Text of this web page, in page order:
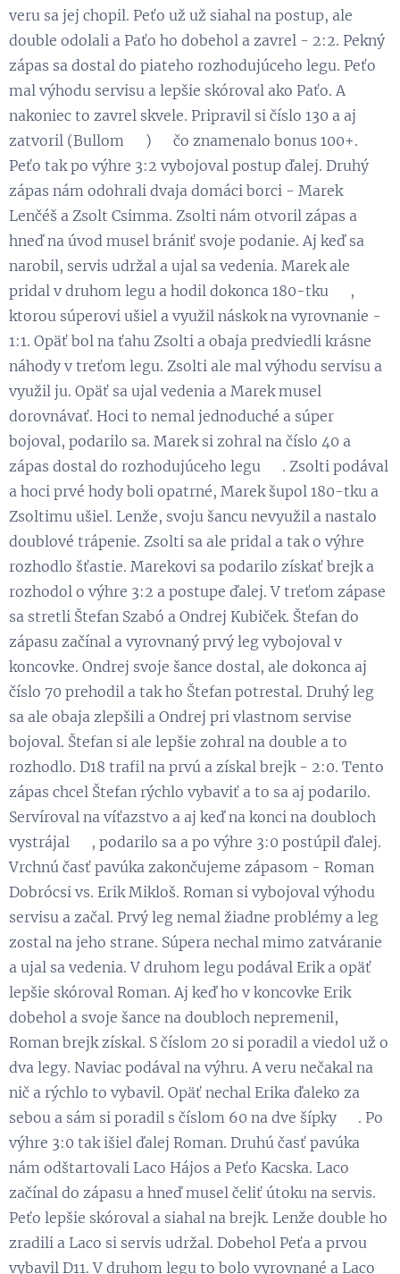
veru sa jej chopil. Peťo už už siahal na postup, ale
double odolali a Paťo ho dobehol a zavrel - 2:2. Pekný
zápas sa dostal do piateho rozhodujúceho legu. Peťo
mal výhodu servisu a lepšie skóroval ako Paťo. A
nakoniec to zavrel skvele. Pripravil si číslo 130 a aj
zatvoril (Bullom 🎯)😃 čo znamenalo bonus 100+.
Peťo tak po výhre 3:2 vybojoval postup ďalej. Druhý
zápas nám odohrali dvaja domáci borci - Marek
Lenčéš a Zsolt Csimma. Zsolti nám otvoril zápas a
hneď na úvod musel brániť svoje podanie. Aj keď sa
narobil, servis udržal a ujal sa vedenia. Marek ale
pridal v druhom legu a hodil dokonca 180-tku 👏,
ktorou súperovi ušiel a využil náskok na vyrovnanie -
1:1. Opäť bol na ťahu Zsolti a obaja predviedli krásne
náhody v treťom legu. Zsolti ale mal výhodu servisu a
využil ju. Opäť sa ujal vedenia a Marek musel
dorovnávať. Hoci to nemal jednoduché a súper
bojoval, podarilo sa. Marek si zohral na číslo 40 a
zápas dostal do rozhodujúceho legu 😉. Zsolti podával
a hoci prvé hody boli opatrné, Marek šupol 180-tku a
Zsoltimu ušiel. Lenže, svoju šancu nevyužil a nastalo
doublové trápenie. Zsolti sa ale pridal a tak o výhre
rozhodlo šťastie. Marekovi sa podarilo získať brejk a
rozhodol o výhre 3:2 a postupe ďalej. V treťom zápase
sa stretli Štefan Szabó a Ondrej Kubiček. Štefan do
zápasu začínal a vyrovnaný prvý leg vybojoval v
koncovke. Ondrej svoje šance dostal, ale dokonca aj
číslo 70 prehodil a tak ho Štefan potrestal. Druhý leg
sa ale obaja zlepšili a Ondrej pri vlastnom servise
bojoval. Štefan si ale lepšie zohral na double a to
rozhodlo. D18 trafil na prvú a získal brejk - 2:0. Tento
zápas chcel Štefan rýchlo vybaviť a to sa aj podarilo.
Servíroval na víťazstvo a aj keď na konci na doubloch
vystrájal 😁, podarilo sa a po výhre 3:0 postúpil ďalej.
Vrchnú časť pavúka zakončujeme zápasom - Roman
Dobrócsi vs. Erik Mikloš. Roman si vybojoval výhodu
servisu a začal. Prvý leg nemal žiadne problémy a leg
zostal na jeho strane. Súpera nechal mimo zatváranie
a ujal sa vedenia. V druhom legu podával Erik a opäť
lepšie skóroval Roman. Aj keď ho v koncovke Erik
dobehol a svoje šance na doubloch nepremenil,
Roman brejk získal. S číslom 20 si poradil a viedol už o
dva legy. Naviac podával na výhru. A veru nečakal na
nič a rýchlo to vybavil. Opäť nechal Erika ďaleko za
sebou a sám si poradil s číslom 60 na dve šípky 💪. Po
výhre 3:0 tak išiel ďalej Roman. Druhú časť pavúka
nám odštartovali Laco Hájos a Peťo Kacska. Laco
začínal do zápasu a hneď musel čeliť útoku na servis.
Peťo lepšie skóroval a siahal na brejk. Lenže double ho
zradili a Laco si servis udržal. Dobehol Peťa a prvou
vybavil D11. V druhom legu to bolo vyrovnané a Laco